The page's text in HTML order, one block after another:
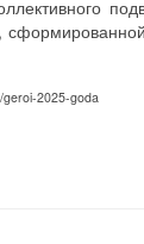
geroi-2025-goda